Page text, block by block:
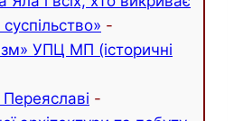
-
УПЦ МП (історичні
-